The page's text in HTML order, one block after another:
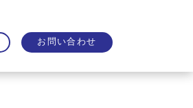
お問い合わせ